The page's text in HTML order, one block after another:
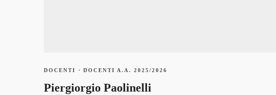
DOCENTI · DOCENTI A.A. 2025/2026
Piergiorgio Paolinelli